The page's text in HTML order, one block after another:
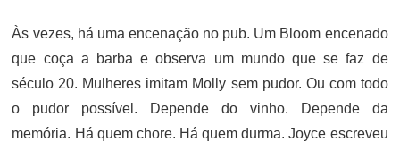
Às vezes, há uma encenação no pub. Um Bloom encenado
que coça a barba e observa um mundo que se faz de
século 20. Mulheres imitam Molly sem pudor. Ou com todo
o pudor possível. Depende do vinho. Depende da
memória. Há quem chore. Há quem durma. Joyce escreveu